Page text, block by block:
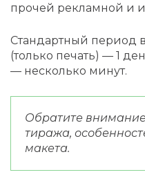
прочей рекламной и
Стандартный период
(только печать) — 1
— несколько минут.
Обратите
тиража,
макета.